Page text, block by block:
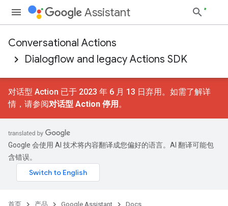
Assistant
Conversational Actions
Dialogflow and legacy Actions SDK
对话型 Action 已于 2023 年 6 月 13 日弃用。如需了解详
情，请参阅对话型 Action 停用 。
Google 会使用 AI 技术将内容翻译成您偏好的语言。AI 翻译可能包
含错误。
首页 产品 Google Assistant
Docs